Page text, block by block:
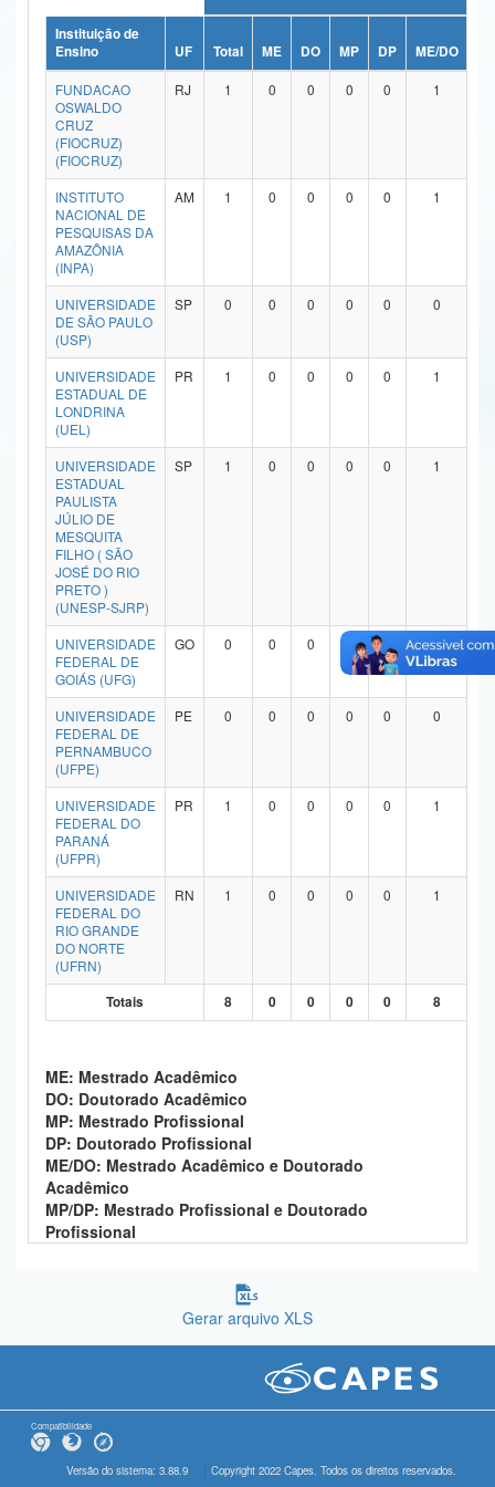
Ministério da Ciência, Tecnologia, Inovações e Comunicações
Ministério do Meio Ambiente
Ministério do Turismo
Ministério do Desenvolvimento Regional
Controladoria-Geral da União
Ministério da Mulher, da Família e dos Direitos Humanos
Secretaria de Governo
Gabinete de Segurança Institucional
Advocacia-Geral da União
Banco Central do Brasil
Instituição de
Ensino
UF Total ME DO MP DP ME/DO
FUNDACAO
OSWALDO
CRUZ
(FIOCRUZ)
(FIOCRUZ)
RJ 1 0 0 0 0 1
INSTITUTO
NACIONAL DE
PESQUISAS DA
AMAZÔNIA
(INPA)
AM 1 0 0 0 0 1
UNIVERSIDADE
DE SÃO PAULO
(USP)
SP 0 0 0 0 0 0
UNIVERSIDADE
ESTADUAL DE
LONDRINA
(UEL)
PR 1 0 0 0 0 1
UNIVERSIDADE
ESTADUAL
PAULISTA
JÚLIO DE
MESQUITA
FILHO ( SÃO
JOSÉ DO RIO
PRETO )
(UNESP-SJRP)
SP 1 0 0 0 0 1
UNIVERSIDADE
FEDERAL DE
GOIÁS (UFG)
GO 0 0 0 0 0
UNIVERSIDADE
FEDERAL DE
PERNAMBUCO
(UFPE)
PE 0 0 0 0 0 0
UNIVERSIDADE
FEDERAL DO
PARANÁ
(UFPR)
PR 1 0 0 0 0 1
UNIVERSIDADE
FEDERAL DO
RIO GRANDE
DO NORTE
(UFRN)
RN 1 0 0 0 0 1
Totais 8 0 0 0 0 8
ME: Mestrado Acadêmico
DO: Doutorado Acadêmico
MP: Mestrado Profissional
DP: Doutorado Profissional
ME/DO: Mestrado Acadêmico e Doutorado
Acadêmico
MP/DP: Mestrado Profissional e Doutorado
Profissional
Gerar arquivo XLS
Compatibilidade
Versão do sistema: 3.88.9 Copyright 2022 Capes. Todos os direitos reservados.